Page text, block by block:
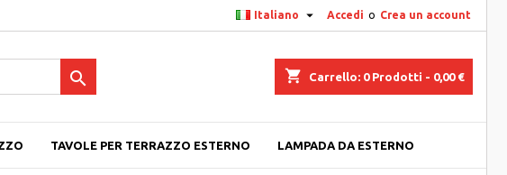
Accedi o Crea un account
Italiano 
shopping_cart Carrello: 0Prodotti - 0,00 €

TAVOLE PER TERRAZZO ESTERNO LAMPADA DA ESTERNO